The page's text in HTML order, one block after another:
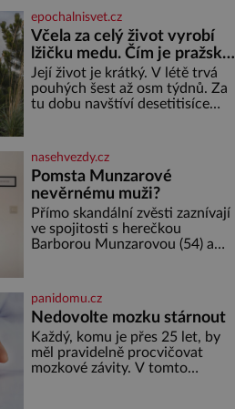
jediného dne můžete
nahlédnout do útrob jedné z
nejvýznamnějších vodních
elektráren v Evropě, vydat se na
horské hřebeny, projet se na
koloběžce a den zakončit
poznáváním památek ve
epochalnisvet.cz
Včela za celý život vyrobí
lžičku medu. Čím je pražský
med ze střech tak ceněný?
Její život je krátký. V létě trvá
pouhých šest až osm týdnů. Za
tu dobu navštíví desetitisíce
medu – zhruba jednu čajovou
lžičku. Sama o sobě se může
zdát bezvýznamná. Teprve když
se spojí s dalšími desítkami tisíc
příslušnic svého včelstva,
vznikne jeden z
nejdokonalejších organismů
nasehvezdy.cz
Pomsta Munzarové
nevěrnému muži?
Přímo skandální zvěsti zaznívají
ve spojitosti s herečkou
Barborou Munzarovou (54) a
viděna s jakýmsi sympaťákem, s
nímž se velmi družně, až d
panidomu.cz
Nedovolte mozku stárnout
Každý, komu je přes 25 let, by
měl pravidelně procvičovat
mozkové závity. V tomto